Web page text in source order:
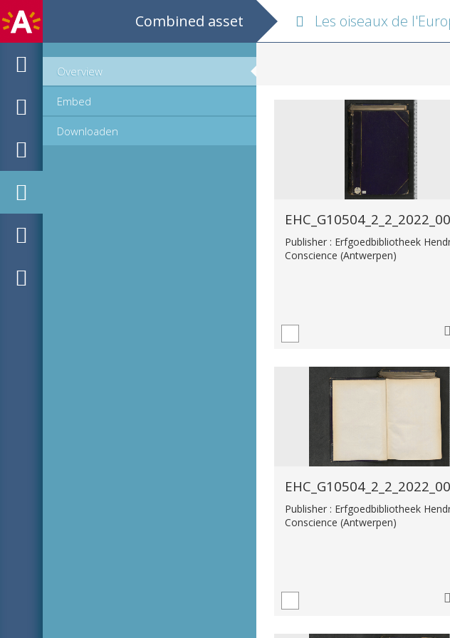
Combined asset
Overview
Embed
Downloaden
Les oiseaux de l'Europe et leurs œufs
Publisher : Erfgoedbibliotheek
Conscience (Antwerpen)
Publisher : Erfgoedbibliotheek
Conscience (Antwerpen)